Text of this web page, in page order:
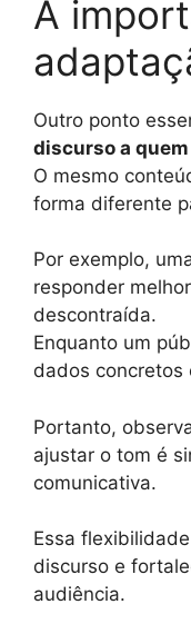
A
Outro ponto
discurso a
O mesmo
forma diferente
Por exemplo,
responder
descontraída.
Enquanto um
dados concretos
Portanto,
ajustar o tom é
comunicativa.
Essa
discurso e
audiência.